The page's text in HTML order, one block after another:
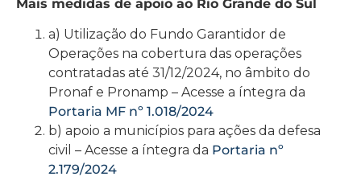
Mais medidas de apoio ao Rio Grande do Sul
a) Utilização do Fundo Garantidor de
Operações na cobertura das operações
contratadas até 31/12/2024, no âmbito do
Pronaf e Pronamp – Acesse a íntegra da
Portaria MF nº 1.018/2024
b) apoio a municípios para ações da defesa
civil – Acesse a íntegra da Portaria nº
2.179/2024